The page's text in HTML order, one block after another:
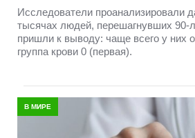
Исследователи проанализировали
тысячах людей, перешагнувших 90-
пришли к выводу: чаще всего у них
группа крови 0 (первая).
В МИРЕ